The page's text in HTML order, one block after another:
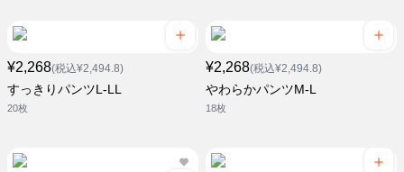
¥2,268(税込¥2,494.8)
すっきりパンツL-LL
20枚
¥2,268(税込¥2,494.8)
やわらかパンツM-L
18枚